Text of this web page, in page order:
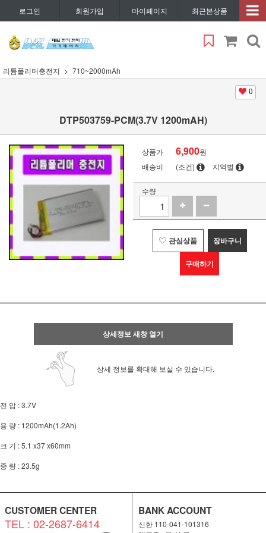
로그인 회원가입 마이페이지 최근본상품
리튬폴리머충전지 710~2000mAh
0
DTP503759-PCM(3.7V 1200mAH)
상품가 6,900원
배송비
(조건) 지역별
수량
관심상품 장바구니
구매하기
상세정보 새창 열기
상세 정보를 확대해 보실 수 있습니다.
전 압 : 3.7V
용 량 : 1200mAh(1.2Ah)
크 기 : 5.1 x37 x60mm
중 량 : 23.5g
CUSTOMER CENTER
TEL : 02-2687-6414
BANK ACCOUNT
신한 110-041-101316